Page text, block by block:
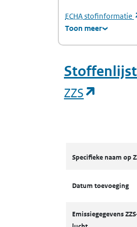
ECHA(Europees
stofinformatie
Toon meer
ZZS
Specifieke naam op
Datum toevoeging
Emissiegegevens